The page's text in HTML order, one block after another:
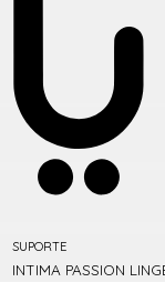
SUPORTE
INTIMA PASSION